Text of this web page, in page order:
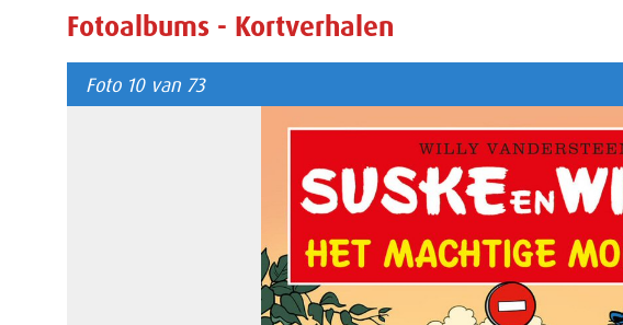
Fotoalbums - Kortverhalen
Foto 10 van 73